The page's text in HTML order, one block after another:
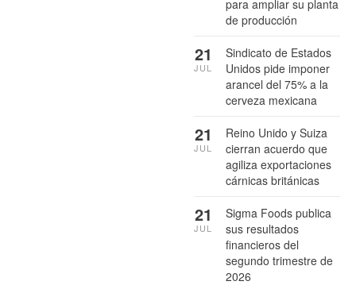
para ampliar su planta
de producción
Sindicato de Estados
Unidos pide imponer
arancel del 75% a la
cerveza mexicana
21
JUL
Reino Unido y Suiza
cierran acuerdo que
agiliza exportaciones
cárnicas británicas
21
JUL
Sigma Foods publica
sus resultados
financieros del
segundo trimestre de
2026
21
JUL